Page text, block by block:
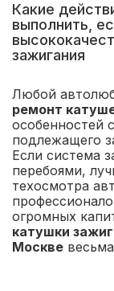
Какие
выполнить,
зажигания
Любой
ремонт
особенностей
подлежащего
Если система
перебоями,
техосмотра
огромных
катушки
Москве